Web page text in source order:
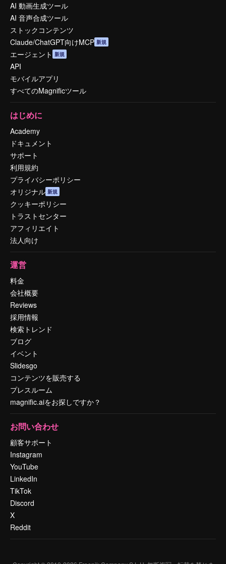
AI 動画生成ツール
AI 音声合成ツール
ストックコンテンツ
Claude/ChatGPT向けMCP 新規
エージェント 新規
API
モバイルアプリ
すべてのMagnificツール
はじめに
Academy
ドキュメント
サポート
利用規約
プライバシーポリシー
オリジナル 新規
クッキーポリシー
トラストセンター
アフィリエイト
法人向け
運営
料金
会社概要
Reviews
採用情報
検索トレンド
ブログ
イベント
Slidesgo
コンテンツを販売する
プレスルーム
magnific.aiをお探しですか？
お問い合わせ
顧客サポート
Instagram
YouTube
LinkedIn
TikTok
Discord
X
Reddit